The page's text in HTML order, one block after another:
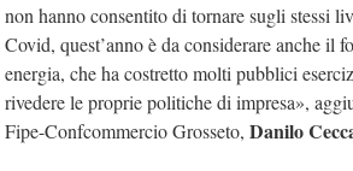
non hanno consentito di tornare sugli stessi
Covid, quest’anno è da considerare anche il
energia, che ha costretto molti pubblici
rivedere le proprie politiche di impresa»,
Fipe-Confcommercio Grosseto, Danilo